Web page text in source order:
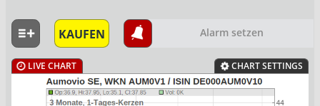
KAUFEN Alarm setzen
LIVE CHART CHART SETTINGS